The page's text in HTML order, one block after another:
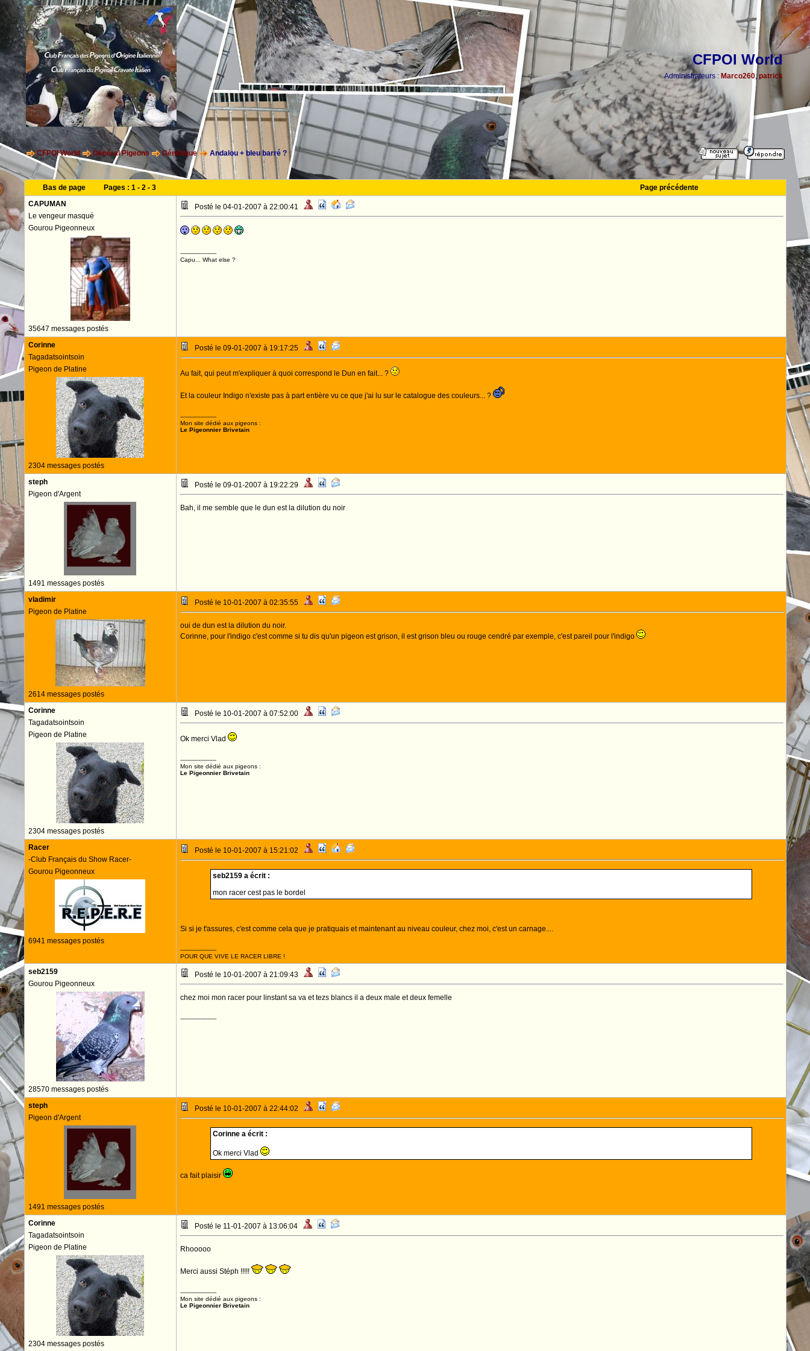
CFPOI World
Administrateurs : Marco260, patrick
CFPOI World Général Pigeons Génétique Andalou + bleu barré ?
Bas de page Pages : 1- 2- 3
Page précédente
CAPUMAN
Le vengeur masqué
Gourou Pigeonneux
35647 messages postés
Posté le 04-01-2007 à 22:00:41
--------------------
Capu... What else ?
Corinne
Tagadatsointsoin
Pigeon de Platine
2304 messages postés
Posté le 09-01-2007 à 19:17:25
Au fait, qui peut m'expliquer à quoi correspond le Dun en fait... ?
Et la couleur Indigo n'existe pas à part entière vu ce que j'ai lu sur le catalogue des couleurs... ?
--------------------
Mon site dédié aux pigeons :
Le Pigeonnier Brivetain
steph
Pigeon d'Argent
1491 messages postés
Posté le 09-01-2007 à 19:22:29
Bah, il me semble que le dun est la dilution du noir
vladimir
Pigeon de Platine
2614 messages postés
Posté le 10-01-2007 à 02:35:55
oui de dun est la dilution du noir.
Corinne, pour l'indigo c'est comme si tu dis qu'un pigeon est grison, il est grison bleu ou rouge cendré par exemple, c'est pareil pour l'indigo
Corinne
Tagadatsointsoin
Pigeon de Platine
2304 messages postés
Posté le 10-01-2007 à 07:52:00
Ok merci Vlad
--------------------
Mon site dédié aux pigeons :
Le Pigeonnier Brivetain
Racer
-Club Français du Show Racer-
Gourou Pigeonneux
6941 messages postés
Posté le 10-01-2007 à 15:21:02
seb2159 a écrit :
mon racer cest pas le bordel
Si si je t'assures, c'est comme cela que je pratiquais et maintenant au niveau couleur, chez moi, c'est un carnage....
--------------------
POUR QUE VIVE LE RACER LIBRE !
seb2159
Gourou Pigeonneux
28570 messages postés
Posté le 10-01-2007 à 21:09:43
chez moi mon racer pour linstant sa va et tezs blancs il a deux male et deux femelle
--------------------
steph
Pigeon d'Argent
1491 messages postés
Posté le 10-01-2007 à 22:44:02
Corinne a écrit :
Ok merci Vlad
ca fait plaisir
Corinne
Tagadatsointsoin
Pigeon de Platine
2304 messages postés
Posté le 11-01-2007 à 13:06:04
Rhooooo
Merci aussi Stéph !!!!!
--------------------
Mon site dédié aux pigeons :
Le Pigeonnier Brivetain